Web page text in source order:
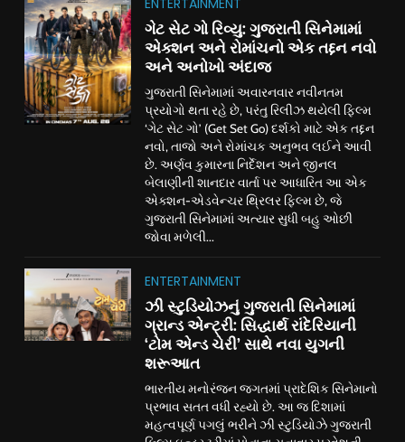
ગેટ સેટ ગો રિવ્યુ: ગુજરાતી સિનેમામાં
એક્શન અને રોમાંચનો એક તદ્દન નવો
અને અનોખો અંદાજ
ગુજરાતી સિનેમામાં અવારનવાર નવીનતમ
પ્રયોગો થતા રહે છે, પરંતુ રિલીઝ થયેલી ફિલ્મ
‘ગેટ સેટ ગો’ (Get Set Go) દર્શકો માટે એક તદ્દન
નવો, તાજો અને રોમાંચક અનુભવ લઈને આવી
છે. અર્ણવ કુમારના નિર્દેશન અને જીનલ
બેલાણીની શાનદાર વાર્તા પર આધારિત આ એક
એક્શન-એડવેન્ચર થ્રિલર ફિલ્મ છે, જે
ગુજરાતી સિનેમામાં અત્યાર સુધી બહુ ઓછી
જોવા મળેલી...
ENTERTAINMENT
ઝી સ્ટુડિયોઝનું ગુજરાતી સિનેમામાં
ગ્રાન્ડ એન્ટ્રી: સિદ્ધાર્થ રાંદેરિયાની
‘ટોમ એન્ડ ચેરી’ સાથે નવા યુગની
શરૂઆત
ભારતીય મનોરંજન જગતમાં પ્રાદેશિક સિનેમાનો
પ્રભાવ સતત વધી રહ્યો છે. આ જ દિશામાં
મહત્વપૂર્ણ પગલું ભરીને ઝી સ્ટુડિયોઝે ગુજરાતી